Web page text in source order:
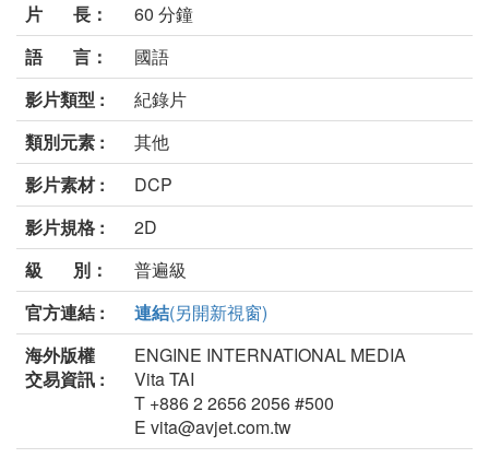
片 長：
60 分鐘
語 言：
國語
影片類型 :
紀錄片
類別元素 :
其他
影片素材 :
DCP
影片規格 :
2D
級 別：
普遍級
官方連結 :
連結(另開新視窗)
海外版權
交易資訊 :
ENGINE INTERNATIONAL MEDIA
Vita TAI
T +886 2 2656 2056 #500
E vita@avjet.com.tw